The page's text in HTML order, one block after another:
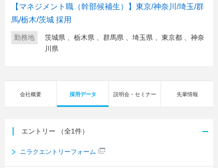
【マネジメント職（幹部候補生）】東京/神奈川/埼玉/群
馬/栃木/茨城 採用
勤務地 茨城県 栃木県 群馬県 埼玉県 東京都
神奈
川県
会社概要 採用データ 説明会・セミナー 先輩情報
エントリー （全1件）
ニラクエントリーフォーム